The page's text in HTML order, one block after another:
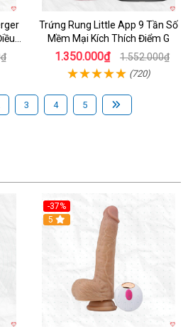
Trứng Rung Little App 9 Tần Số
Mềm Mại Kích Thích Điểm G
1.350.000₫ 1.552.000₫
(720)
3 4 5
-37%
5